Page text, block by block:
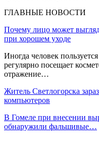
ГЛАВНЫЕ НОВОСТИ
Почему лицо может
при хорошем уходе
Иногда человек
регулярно посещает
отражение…
Житель Светлогорска
компьютеров
В Гомеле при внесении
обнаружили фальшивые…